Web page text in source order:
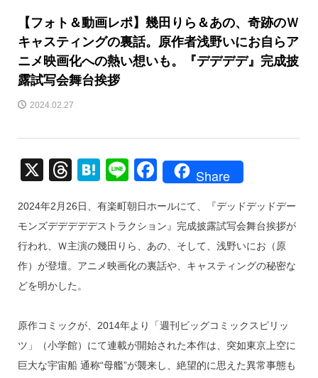
【フォト＆動画レポ】幾田りら＆あの、奇跡のＷ
キャスティングの裏話。原作者浅野いにお自らア
ニメ映画化への熱い想いも。『デデデデ』完成披
露試写会舞台挨拶
2024.02.27
X
T
e
a
d
s
H
e
n
a
Li
e
F
c
e
b
k
Share
2024年2月26日、有楽町朝日ホールにて、『デッドデッドデー
モンズデデデデデストラクション』完成披露試写会舞台挨拶が
行われ、Ｗ主演の幾田りら、あの、そして、浅野いにお（原
作）が登壇。アニメ映画化の裏話や、キャスティングの秘密な
どを明かした。
原作コミックが、2014年より「週刊ビッグコミックスピリッ
ツ」（小学館）にて連載が開始された本作は、突如東京上空に
巨大な宇宙船 通称“母艦”が襲来し、絶望的に思えた異常事態も